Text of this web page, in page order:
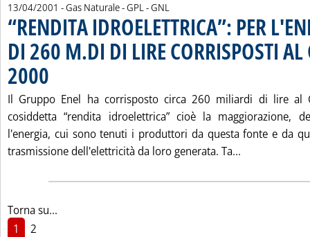
13/04/2001 - Gas Naturale - GPL - GNL
“RENDITA IDROELETTRICA”: PER
DI 260 M.DI DI LIRE CORRISPOSTI AL
2000
Il Gruppo Enel ha corrisposto circa 260 miliardi di lire
cosiddetta “rendita idroelettrica” cioè la maggiorazione,
l'energia, cui sono tenuti i produttori da questa fonte e da
trasmissione dell'elettricità da loro generata. Ta...
Torna su...
1
2